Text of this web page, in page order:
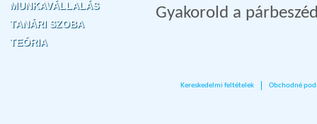
MUNKAVÁLLALÁS
TANÁRI SZOBA
TEÓRIA
Gyakorold a
Kereskedelmi feltételek Obchodné